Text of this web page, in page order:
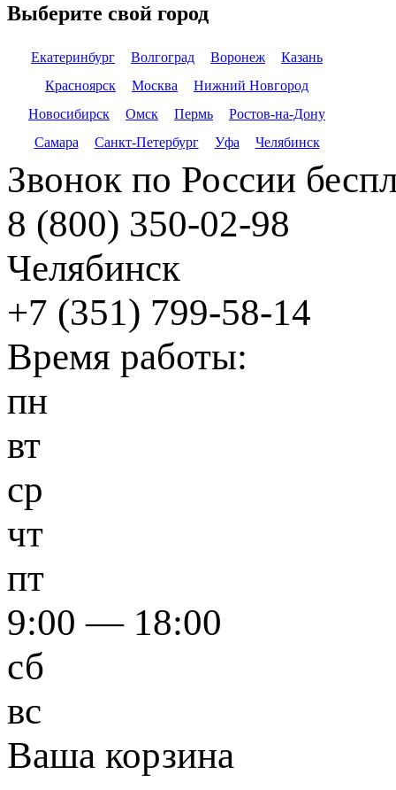
Выберите свой город
Екатеринбург Волгоград Воронеж
Казань
Красноярск
Москва
Нижний Новгород
Новосибирск
Омск Пермь
Ростов-на-Дону
Самара
Санкт-Петербург Уфа Челябинск
Звонок по России
8 (800) 350-02-98
Челябинск
+7 (351) 799-58-14
Время работы:
пн
вт
ср
чт
пт
9:00 — 18:00
сб
вс
Ваша корзина